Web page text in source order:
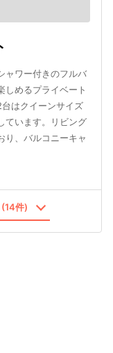
ャワー付きのフルバ
しめるプライベート
はクイーンサイズ
ています。リビング
り、バルコニーキャ
件)